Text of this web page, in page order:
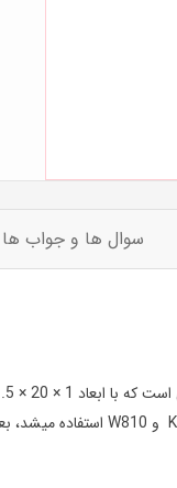
سوال ها و جواب ها